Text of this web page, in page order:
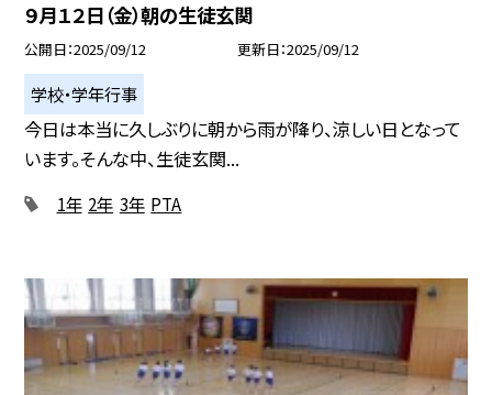
９月１２日（金）朝の生徒玄関
公開日 2025/09/12 更新日 2025/09/12
学校・学年行事
今日は本当に久しぶりに朝から雨が降り、涼しい日となって
います。そんな中、生徒玄関...
1年 2年 3年 PTA